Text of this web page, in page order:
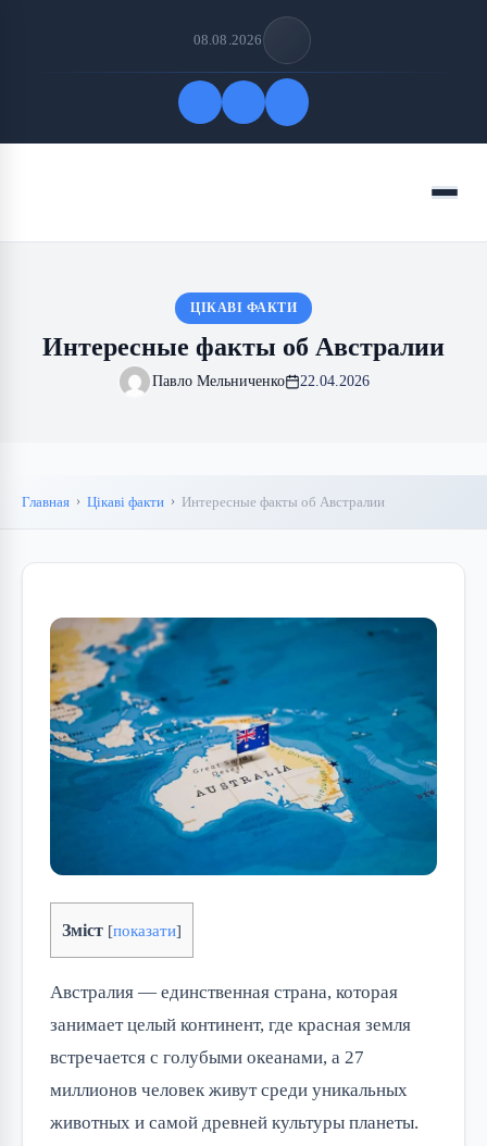
08.08.2026
Меню
ЦІКАВІ ФАКТИ
Интересные факты об Австралии
Павло Мельниченко 22.04.2026
Главная Цікаві факти Интересные факты об Австралии
Зміст [показати]
Австралия — единственная страна, которая
занимает целый континент, где красная земля
встречается с голубыми океанами, а 27
миллионов человек живут среди уникальных
животных и самой древней культуры планеты.